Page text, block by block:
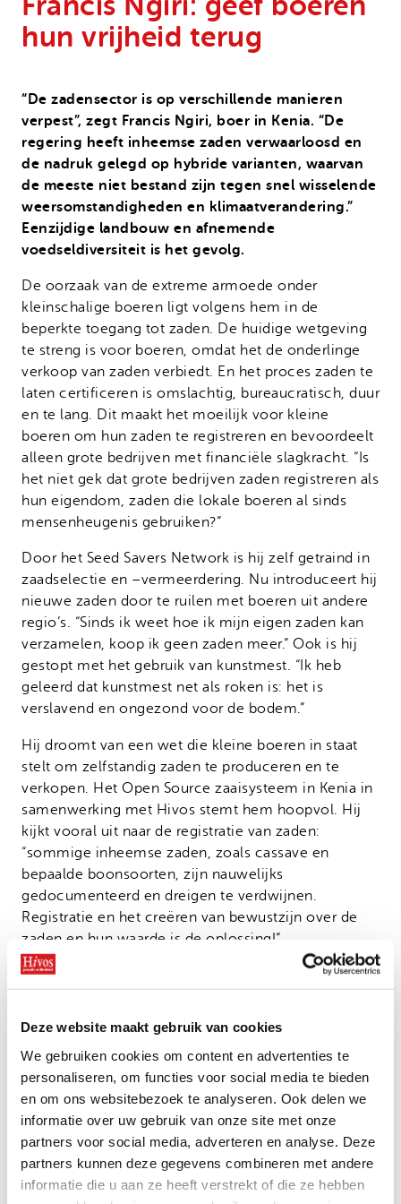
Deze website maakt gebruik van cookies
We gebruiken cookies om content en advertenties te
personaliseren, om functies voor social media te bieden
en om ons websitebezoek te analyseren. Ook delen we
informatie over uw gebruik van onze site met onze
partners voor social media, adverteren en analyse. Deze
partners kunnen deze gegevens combineren met andere
informatie die u aan ze heeft verstrekt of die ze hebben
hun vrijheid terug
“De zadensector is op verschillende manieren
verpest”, zegt Francis Ngiri, boer in Kenia. “De
regering heeft inheemse zaden verwaarloosd en
de nadruk gelegd op hybride varianten, waarvan
de meeste niet bestand zijn tegen snel wisselende
weersomstandigheden en klimaatverandering.”
Eenzijdige landbouw en afnemende
voedseldiversiteit is het gevolg.
De oorzaak van de extreme armoede onder
kleinschalige boeren ligt volgens hem in de
beperkte toegang tot zaden. De huidige wetgeving
te streng is voor boeren, omdat het de onderlinge
verkoop van zaden verbiedt. En het proces zaden te
laten certificeren is omslachtig, bureaucratisch, duur
en te lang. Dit maakt het moeilijk voor kleine
boeren om hun zaden te registreren en bevoordeelt
alleen grote bedrijven met financiële slagkracht. “Is
het niet gek dat grote bedrijven zaden registreren als
hun eigendom, zaden die lokale boeren al sinds
mensenheugenis gebruiken?”
Door het Seed Savers Network is hij zelf getraind in
zaadselectie en –vermeerdering. Nu introduceert hij
nieuwe zaden door te ruilen met boeren uit andere
regio’s. “Sinds ik weet hoe ik mijn eigen zaden kan
verzamelen, koop ik geen zaden meer.” Ook is hij
gestopt met het gebruik van kunstmest. “Ik heb
geleerd dat kunstmest net als roken is: het is
verslavend en ongezond voor de bodem.”
Hij droomt van een wet die kleine boeren in staat
stelt om zelfstandig zaden te produceren en te
verkopen. Het Open Source zaaisysteem in Kenia in
samenwerking met Hivos stemt hem hoopvol. Hij
kijkt vooral uit naar de registratie van zaden:
“sommige inheemse zaden, zoals cassave en
bepaalde boonsoorten, zijn nauwelijks
gedocumenteerd en dreigen te verdwijnen.
Registratie en het creëren van bewustzijn over de
zaden en hun waarde is de oplossing!”
Help je mee boeren de controle over zaden terug te
Doneer nu
“Registratie is de doorbraak naar de
vrijheid van boeren in de zadensector en
de juiste manier om zaaigoed- en
voedselzekerheid te bereiken.”
Noodfonds voor activisten
Onze successen
Jaarverslag
Contact